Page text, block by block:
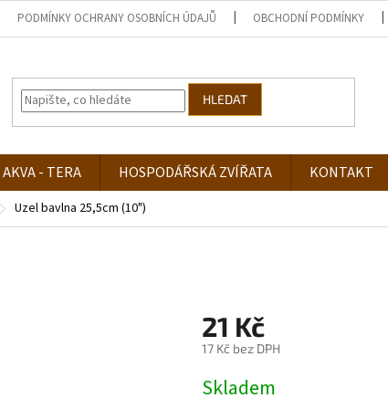
PODMÍNKY OCHRANY OSOBNÍCH ÚDAJŮ OBCHODNÍ PODMÍNKY
HLEDAT
AKVA - TERA HOSPODÁŘSKÁ ZVÍŘATA KONTAKT
Uzel bavlna 25,5cm (10")
21 Kč
17 Kč bez DPH
cena:
Skladem